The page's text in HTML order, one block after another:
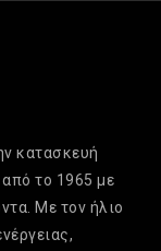
κατασκευή
το 1965 με
Με τον ήλιο